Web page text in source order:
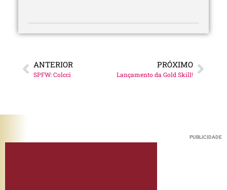
ANTERIOR
SPFW: Colcci
PRÓXIMO
Lançamento da Gold Skill!
PUBLICIDADE